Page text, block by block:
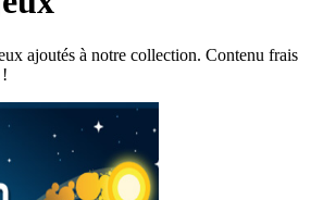
ajoutés à notre collection. Contenu frais